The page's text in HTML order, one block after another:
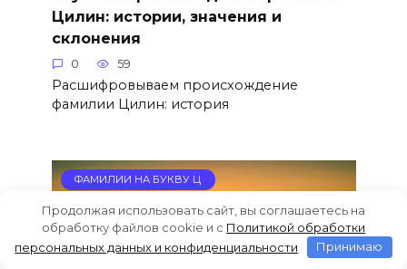
Цилин: истории, значения и
склонения
0 59
Расшифровываем происхождение
фамилии Цилин: история
ФАМИЛИИ НА БУКВУ Ц
Продолжая использовать сайт, вы соглашаетесь на
обработку файлов cookie и c Политикой обработки
персональных данных и конфиденциальности
Принимаю